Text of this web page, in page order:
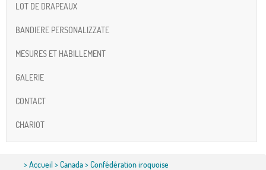
LOT DE DRAPEAUX
BANDIERE PERSONALIZZATE
MESURES ET HABILLEMENT
GALERIE
CONTACT
CHARIOT
>Accueil>Canada> Confédération iroquoise